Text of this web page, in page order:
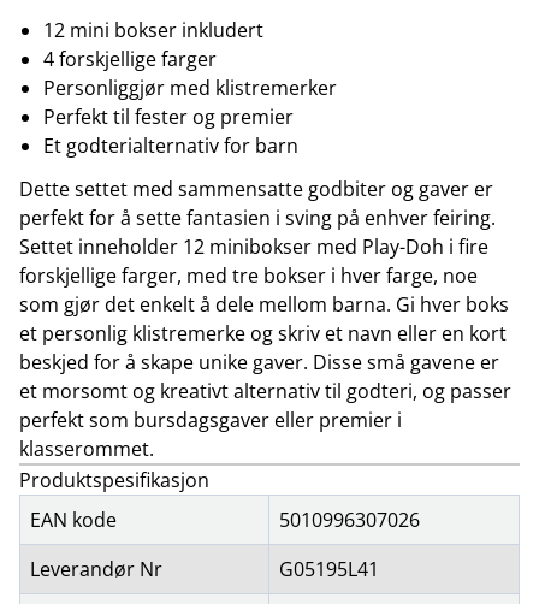
12 mini bokser inkludert
4 forskjellige farger
Personliggjør med klistremerker
Perfekt til fester og premier
Et godterialternativ for barn
Dette settet med sammensatte godbiter og gaver er
perfekt for å sette fantasien i sving på enhver feiring.
Settet inneholder 12 minibokser med Play-Doh i fire
forskjellige farger, med tre bokser i hver farge, noe
som gjør det enkelt å dele mellom barna. Gi hver boks
et personlig klistremerke og skriv et navn eller en kort
beskjed for å skape unike gaver. Disse små gavene er
et morsomt og kreativt alternativ til godteri, og passer
perfekt som bursdagsgaver eller premier i
klasserommet.
Produktspesifikasjon
EAN kode
5010996307026
Leverandør Nr
G05195L41